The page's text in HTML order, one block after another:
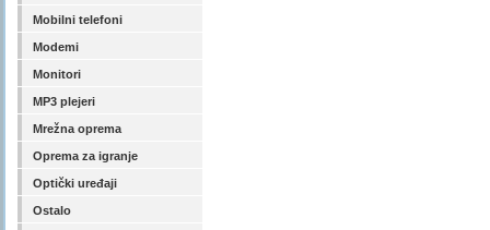
Mobilni telefoni
Modemi
Monitori
MP3 plejeri
Mrežna oprema
Oprema za igranje
Optički uređaji
Ostalo